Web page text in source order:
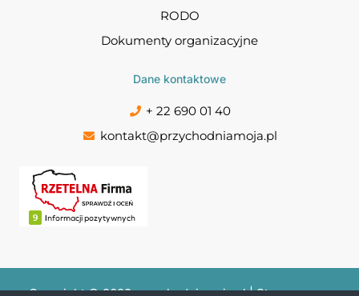
RODO
Dokumenty organizacyjne
Dane kontaktowe
+ 22 690 01 40
kontakt@przychodniamoja.pl